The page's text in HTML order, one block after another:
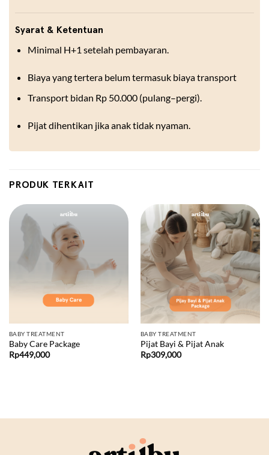
Syarat & Ketentuan
Minimal H+1 setelah pembayaran.
Biaya yang tertera belum termasuk biaya transport
Transport bidan Rp 50.000 (pulang–pergi).
Pijat dihentikan jika anak tidak nyaman.
PRODUK TERKAIT
BABY TREATMENT
Baby Care Package
Rp449,000
BABY TREATMENT
Pijat Bayi & Pijat Anak
Rp309,000